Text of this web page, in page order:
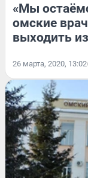
«Мы
омские
выходить
26 марта, 2020, 13:02